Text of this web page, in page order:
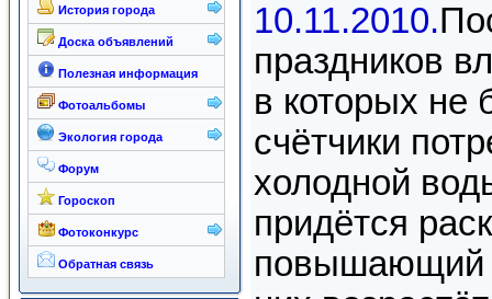
История города
Доска объявлений
Полезная информация
Фотоальбомы
Экология города
Форум
Гороскоп
Фотоконкурс
Обратная связь
10.11.2010.
праздников
в которых не
счётчики
холодной
придётся
повышающий